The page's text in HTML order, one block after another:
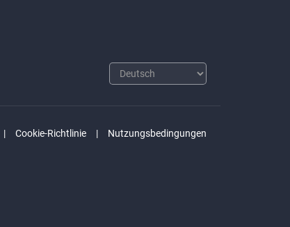
Cookie-Richtlinie Nutzungsbedingungen